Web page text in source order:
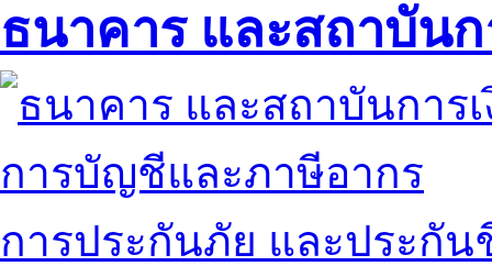
ธนาคาร และสถาบันก
การบัญชีและภาษีอากร
การประกันภัย และประกัน